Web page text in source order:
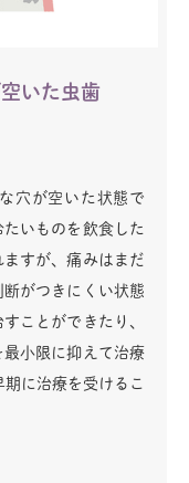
いた虫歯
穴が空いた状態で
いものを飲食した
すが、痛みはまだ
がつきにくい状態
ことができたり、
小限に抑えて治療
に治療を受けるこ